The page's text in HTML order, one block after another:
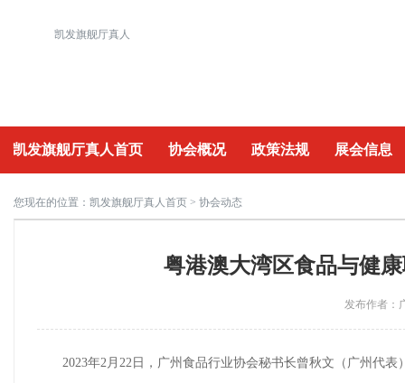
凯发旗舰厅真人
凯发旗舰厅真人首页 协会概况 政策法规 展会信息
重要活动
您现在的位置： 凯发旗舰厅真人首页 > 协会动态
粤港澳大湾区食品与健
发布作者
2023年2月22日， 广州食品行业协会秘书长曾秋文（广州代表